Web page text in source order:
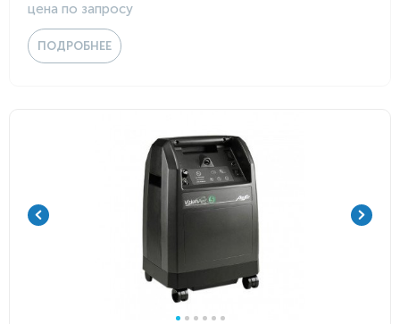
цена по запросу
ПОДРОБНЕЕ